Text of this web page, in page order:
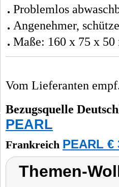
Problemlos
Angenehmer,
Maße: 160 x 75 x 50
Vom Lieferanten
Bezugsquelle
PEARL
Frankreich PEARL €
Themen-